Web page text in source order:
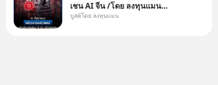
เชน AI จีน /โดย ลงทุนแมน
✅ลงทุนตรง คัด 10 ผู้นำเน้น ๆ ใน
บูสต์โดย ลงทุนแมน